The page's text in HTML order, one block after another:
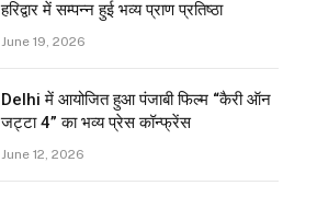
हरिद्वार में सम्पन्न हुई भव्य प्राण प्रतिष्ठा
June 19, 2026
Delhi में आयोजित हुआ पंजाबी फिल्म “कैरी ऑन
जट्टा 4” का भव्य प्रेस कॉन्फ्रेंस
June 12, 2026